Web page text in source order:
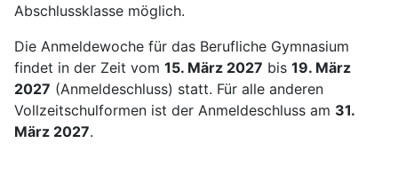
Abschlussklasse möglich.
Die Anmeldewoche für das Berufliche Gymnasium
findet in der Zeit vom 15. März 2027 bis 19. März
2027 (Anmeldeschluss) statt. Für alle anderen
Vollzeitschulformen ist der Anmeldeschluss am 31.
März 2027.